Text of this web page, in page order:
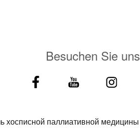
Besuchen Sie uns
хосписной паллиативной медицины